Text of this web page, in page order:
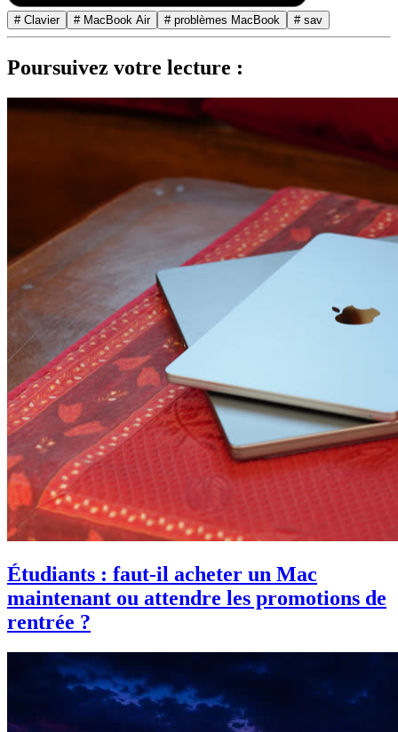
# Clavier # MacBook Air # problèmes MacBook # sav
Poursuivez votre lecture :
Étudiants : faut-il acheter un Mac
maintenant ou attendre les promotions de
rentrée ?